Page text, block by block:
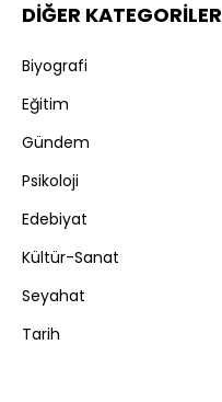
DİĞER KATEGORİLER
Biyografi
Eğitim
Gündem
Psikoloji
Edebiyat
Kültür-Sanat
Seyahat
Tarih